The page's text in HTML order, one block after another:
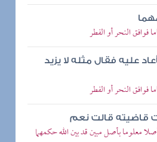
النحر أو الفطر
عليه فقال مثله لا يزيد
النحر أو الفطر
قاضيته قالت نعم
معلوما بأصل مبين قد بين الله حكمهما